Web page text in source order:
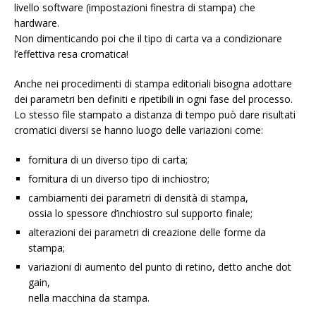
livello software (impostazioni finestra di stampa) che
hardware.
Non dimenticando poi che il tipo di carta va a condizionare
l’effettiva resa cromatica!
Anche nei procedimenti di stampa editoriali bisogna adottare
dei parametri ben definiti e ripetibili in ogni fase del processo.
Lo stesso file stampato a distanza di tempo può dare risultati
cromatici diversi se hanno luogo delle variazioni come:
fornitura di un diverso tipo di carta;
fornitura di un diverso tipo di inchiostro;
cambiamenti dei parametri di densità di stampa,
ossia lo spessore d’inchiostro sul supporto finale;
alterazioni dei parametri di creazione delle forme da
stampa;
variazioni di aumento del punto di retino, detto anche dot
gain,
nella macchina da stampa.